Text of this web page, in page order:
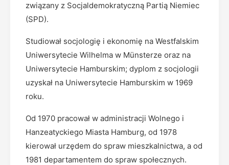
związany z Socjaldemokratyczną Partią Niemiec
(SPD).
Studiował socjologię i ekonomię na Westfalskim
Uniwersytecie Wilhelma w Münsterze oraz na
Uniwersytecie Hamburskim; dyplom z socjologii
uzyskał na Uniwersytecie Hamburskim w 1969
roku.
Od 1970 pracował w administracji Wolnego i
Hanzeatyckiego Miasta Hamburg, od 1978
kierował urzędem do spraw mieszkalnictwa, a od
1981 departamentem do spraw społecznych.